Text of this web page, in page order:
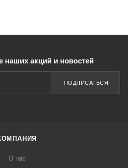
наших акций и новостей
ПОДПИСАТЬСЯ
О нас